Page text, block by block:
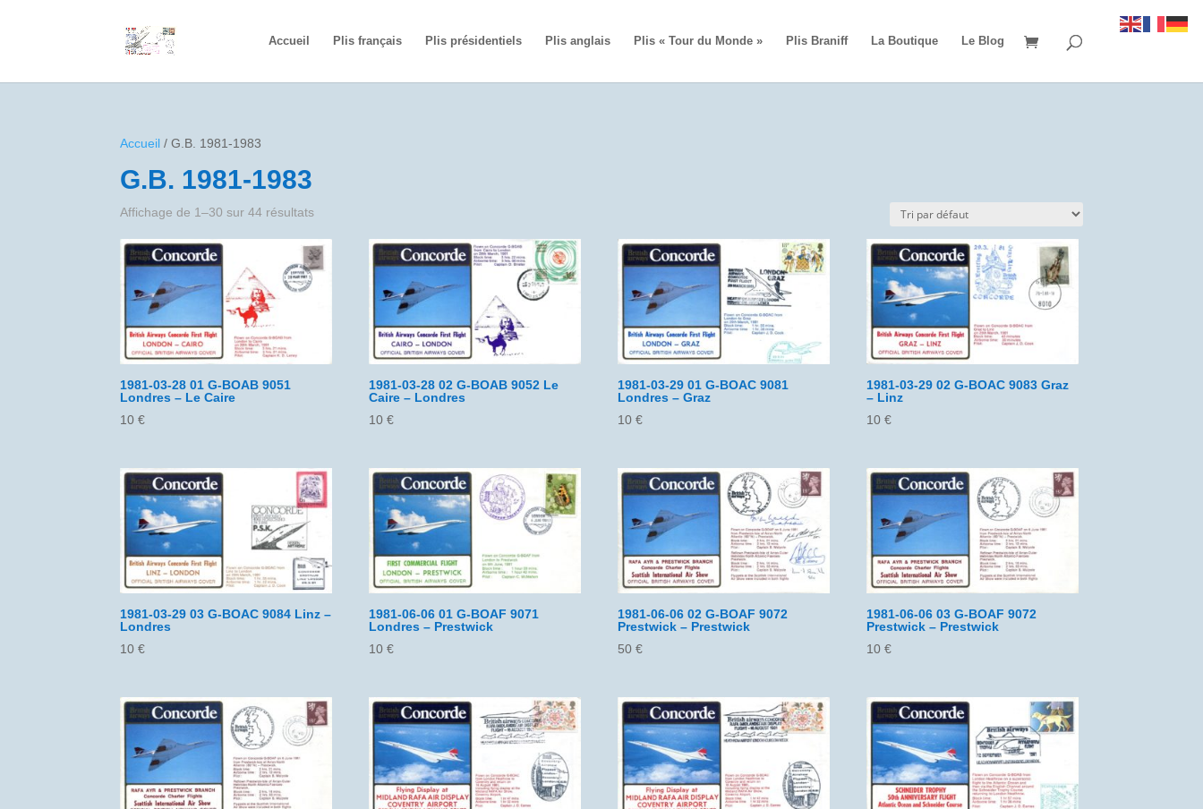
Accueil Plis français Plis présidentiels Plis anglais Plis « Tour du Monde » Plis Braniff La Boutique Le Blog
Accueil / G.B. 1981-1983
G.B. 1981-1983
Affichage de 1–30 sur 44 résultats
1981-03-28 01 G-BOAB 9051
Londres – Le Caire
10€
1981-03-28 02 G-BOAB 9052 Le
Caire – Londres
10€
1981-03-29 01 G-BOAC 9081
Londres – Graz
10€
1981-03-29 02 G-BOAC 9083 Graz
– Linz
10€
1981-03-29 03 G-BOAC 9084 Linz –
Londres
10€
1981-06-06 01 G-BOAF 9071
Londres – Prestwick
10€
1981-06-06 02 G-BOAF 9072
Prestwick – Prestwick
50€
1981-06-06 03 G-BOAF 9072
Prestwick – Prestwick
10€